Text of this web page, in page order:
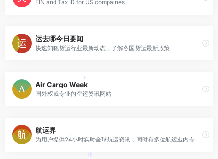
EIN and Tax ID for US compaines
运去哪今日要闻
快速知晓货运行业最新动态，了解各国货运最新政策
Air Cargo Week
国外权威专业的空运资讯网站
航运界
为用户提供24小时实时全球航运资讯，同时有多位航运业内专家精彩评论
*